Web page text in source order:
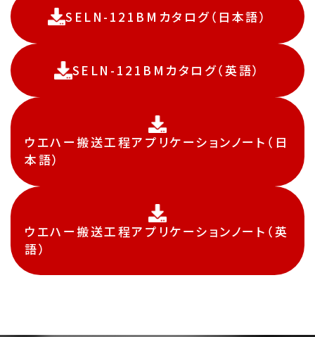
SELN-121BMカタログ（日本語）
SELN-121BMカタログ（英語）
ウエハー搬送工程アプリケーションノート（日
本語）
ウエハー搬送工程アプリケーションノート（英
語）